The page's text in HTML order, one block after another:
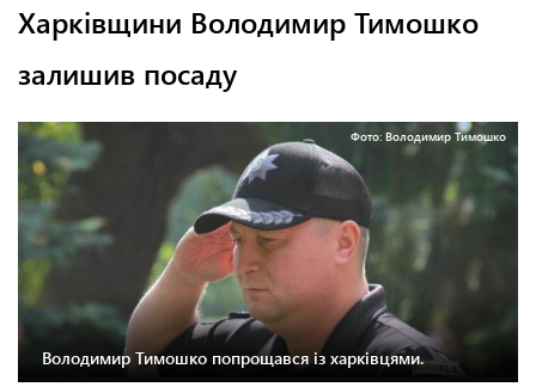
Харківщини Володимир Тимошко
залишив посаду
Фото: Володимир Тимошко
Володимир Тимошко попрощався із харківцями.